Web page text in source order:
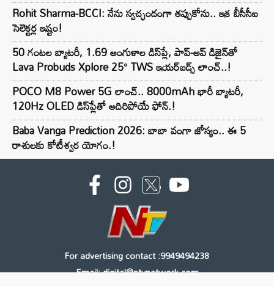
Rohit Sharma-BCCI: నేను స్వచ్ఛందంగా తప్పుకోను.. ఇక బీసీసీఐ
సెలెక్టర్ల ఇష్టం!
50 గంటల బ్యాటరీ, 1.69 అంగుళాల డిస్‌ప్లే, పాప్-అప్ డిజైన్‌తో
Lava Probuds Xplore 25° TWS ఇయర్‌బడ్స్ లాంచ్..!
POCO M8 Power 5G లాంచ్.. 8000mAh భారీ బ్యాటరీ,
120Hz OLED డిస్‌ప్లేతో అదిరిపోయే ఫోన్.!
Baba Vanga Prediction 2026: బాబా వంగా జోస్యం.. ఈ 5
రాశులకు కోటీశ్వర యోగం.!
For advertising contact :9949494238
Email: digital@ntvnetwork.com